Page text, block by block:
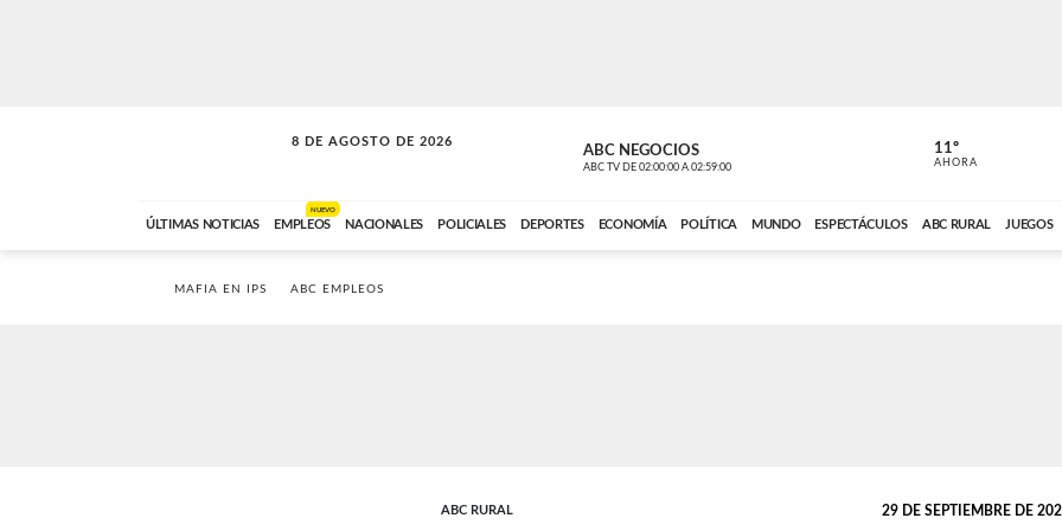
8 DE AGOSTO DE 2026
SOLO MÚSICA ABC NEGOCIOS
ABC TV DE 02:00:00 A 02:59:00 ABC CARDINAL
11º
AHORA
ÚLTIMAS NOTICIAS EMPLEOS
NUEVO
NACIONALES POLICIALES DEPORTES ECONOMÍA POLÍTICA MUNDO ESPECTÁCULOS ABC RURAL JUEGOS
MAFIA EN IPS ABC EMPLEOS
ABC RURAL 29 DE SEPTIEMBRE DE